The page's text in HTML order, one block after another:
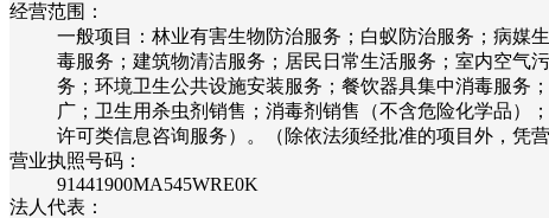
经营范围：
一般项目：林业有害生物防治服务；白蚁防治服务；病媒
毒服务；建筑物清洁服务；居民日常生活服务；室内空气
务；环境卫生公共设施安装服务；餐饮器具集中消毒服务
广；卫生用杀虫剂销售；消毒剂销售（不含危险化学品）
许可类信息咨询服务）。（除依法须经批准的项目外，凭
营业执照号码：
91441900MA545WRE0K
法人代表：